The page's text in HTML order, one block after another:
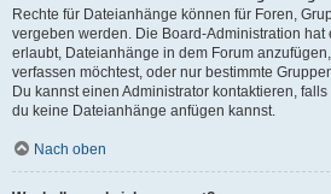
Rechte für Dateianhänge können für Foren,
vergeben werden. Die Board-Administration
erlaubt, Dateianhänge in dem Forum
verfassen möchtest, oder nur bestimmte
Du kannst einen Administrator kontaktieren,
du keine Dateianhänge anfügen kannst.
Nach oben